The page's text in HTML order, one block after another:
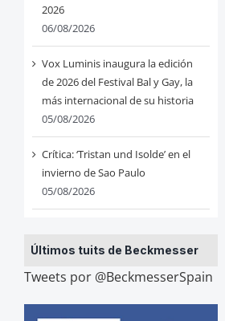
2026
06/08/2026
Vox Luminis inaugura la edición
de 2026 del Festival Bal y Gay, la
más internacional de su historia
05/08/2026
Crítica: ‘Tristan und Isolde’ en el
invierno de Sao Paulo
05/08/2026
Últimos tuits de Beckmesser
Tweets por @BeckmesserSpain